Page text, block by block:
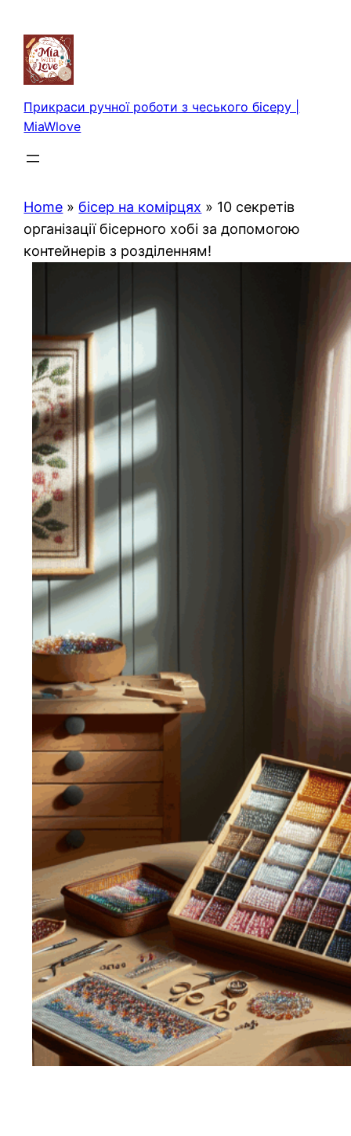
вмісту
Прикраси ручної роботи з чеського бісеру |
MiaWlove
Home » бісер на комірцях » 10 секретів
організації бісерного хобі за допомогою
контейнерів з розділенням!